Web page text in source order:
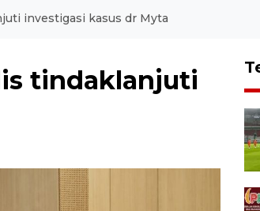
investigasi kasus dr Myta
tindaklanjuti